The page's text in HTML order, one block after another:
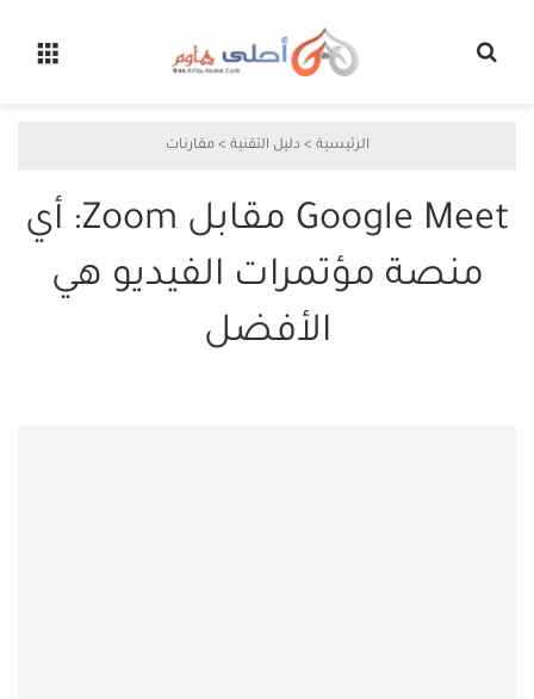
الرئيسية > دليل التقنية > مقارنات
Google Meet مقابل Zoom: أي
منصة مؤتمرات الفيديو هي
الأفضل